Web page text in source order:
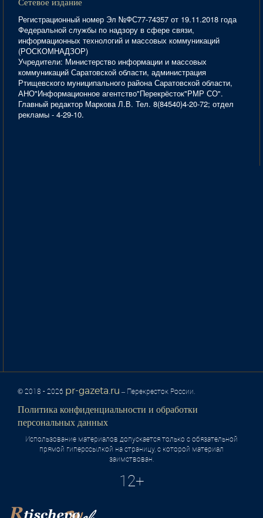
Регистрационный номер Эл №ФС77-74357 от 19.11.2018 года
Федеральной службы по надзору в сфере связи,
информационных технологий и массовых коммуникаций
(РОСКОМНАДЗОР)
Учредители: Министерство информации и массовых
коммуникаций Саратовской области, администрация
Ртищевского муниципального района Саратовской области,
АНО"Информационное агентство"Перекрёсток"РМР СО".
Главный редактор Маркова Л.В. Тел. 8(84540)4-20-72; отдел
рекламы - 4-29-10.
© 2018 - 2026 pr-gazeta.ru – Перекресток России.
Политика конфиденциальности и обработки
персональных данных
Использование материалов допускается только с обязательной
прямой гиперссылкой на страницу, с которой материал
заимствован.
12+